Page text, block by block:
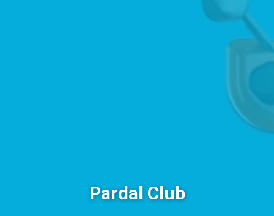
Pardal Club